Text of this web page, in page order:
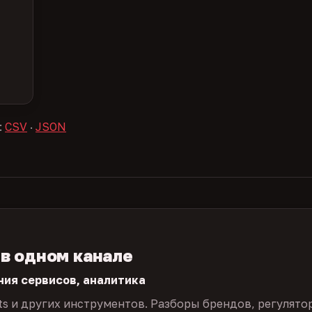
CSV · JSON
одном канале
сервисов, аналитика
и других инструментов. Разборы брендов,